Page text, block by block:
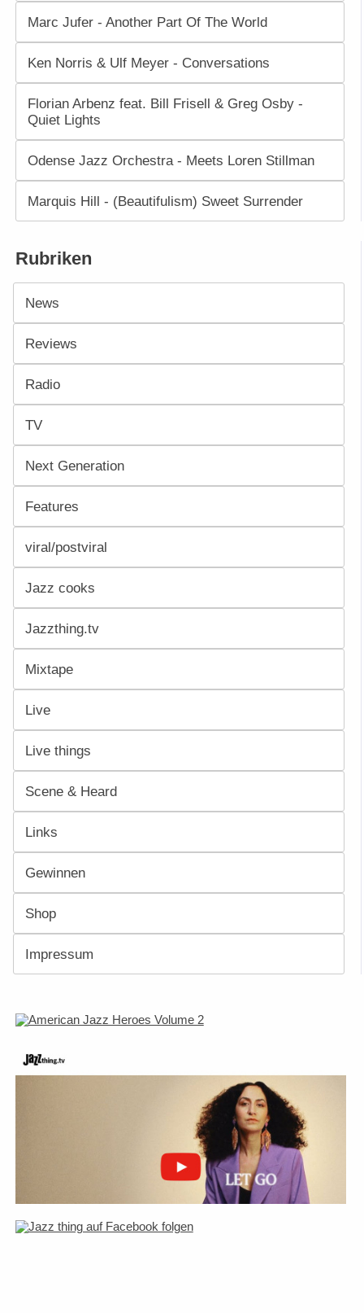
Marc Jufer - Another Part Of The World
Ken Norris & Ulf Meyer - Conversations
Florian Arbenz feat. Bill Frisell & Greg Osby -
Quiet Lights
Odense Jazz Orchestra - Meets Loren Stillman
Marquis Hill - (Beautifulism) Sweet Surrender
Rubriken
News
Reviews
Radio
TV
Next Generation
Features
viral/postviral
Jazz cooks
Jazzthing.tv
Mixtape
Live
Live things
Scene & Heard
Links
Gewinnen
Shop
Impressum